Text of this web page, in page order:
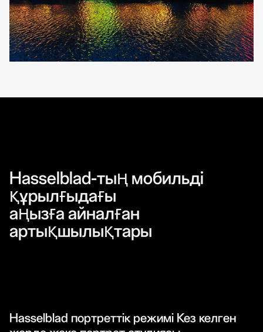
Hasselblad-тың мобильді
құрылғыдағы
аңызға айналған
артықшылықтары
Hasselblad портреттік режимі Кез келген